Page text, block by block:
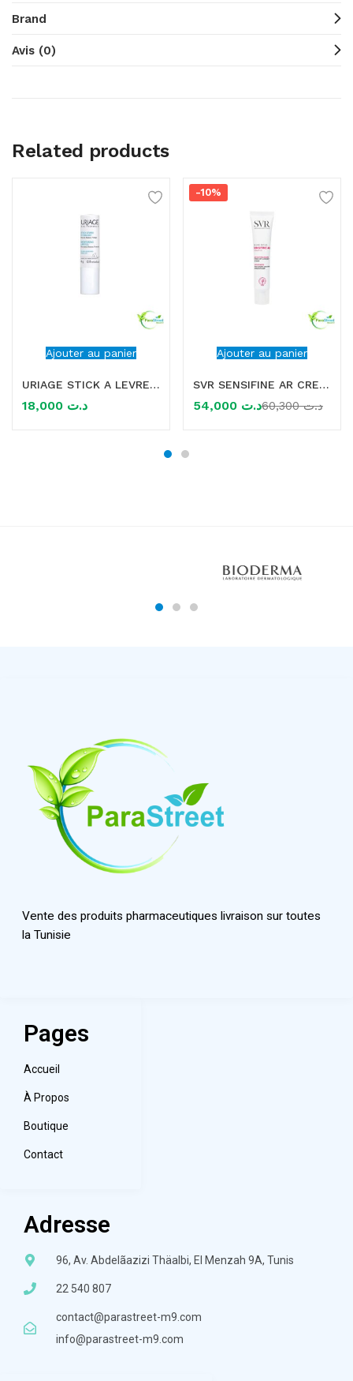
Brand
Avis (0)
Related products
Ajouter au panier
URIAGE STICK A LEVRES 4G
د.ت
Ajouter au panier
-10%
SVR SENSIFINE AR CREME RICHE ANTI ROUGEUR 40ML
د.ت د.ت60,300
Vente des produits pharmaceutiques livraison sur toutes
la Tunisie
Pages
Accueil
À Propos
Boutique
Contact
Adresse
96, Av. Abdelãazizi Thäalbi, El Menzah 9A, Tunis
22 540 807
contact@parastreet-m9.com
info@parastreet-m9.com